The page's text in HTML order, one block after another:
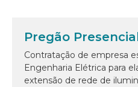
Pregão
Contratação de empresa
Engenharia Elétrica para
extensão de rede de